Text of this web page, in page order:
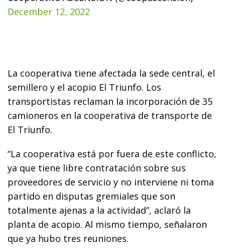
December 12, 2022
La cooperativa tiene afectada la sede central, el
semillero y el acopio El Triunfo. Los
transportistas reclaman la incorporación de 35
camioneros en la cooperativa de transporte de
El Triunfo.
“La cooperativa está por fuera de este conflicto,
ya que tiene libre contratación sobre sus
proveedores de servicio y no interviene ni toma
partido en disputas gremiales que son
totalmente ajenas a la actividad”, aclaró la
planta de acopio. Al mismo tiempo, señalaron
que ya hubo tres reuniones.